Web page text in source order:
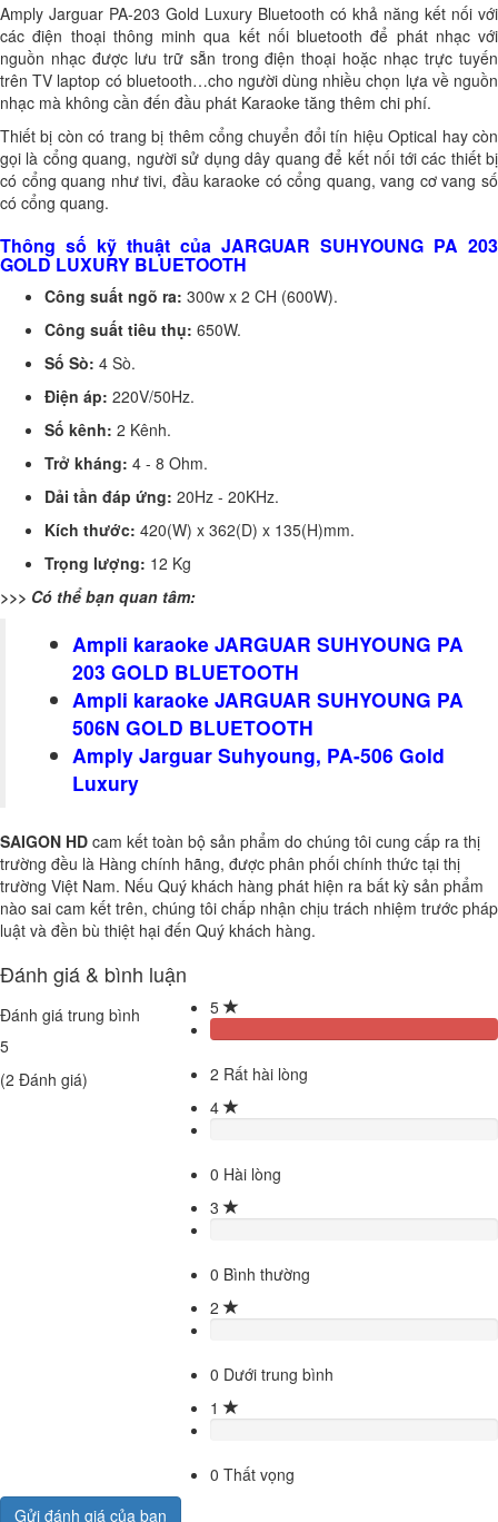
Amply Jarguar PA-203 Gold Luxury Bluetooth có khả năng kết nối với
các điện thoại thông minh qua kết nối bluetooth để phát nhạc với
nguồn nhạc được lưu trữ sẵn trong điện thoại hoặc nhạc trực tuyến
trên TV laptop có bluetooth…cho người dùng nhiều chọn lựa về nguồn
nhạc mà không cần đến đầu phát Karaoke tăng thêm chi phí.
Thiết bị còn có trang bị thêm cổng chuyển đổi tín hiệu Optical hay còn
gọi là cổng quang, người sử dụng dây quang để kết nối tới các thiết bị
có cổng quang như tivi, đầu karaoke có cổng quang, vang cơ vang số
có cổng quang.
Thông số kỹ thuật của JARGUAR SUHYOUNG PA 203
GOLD LUXURY BLUETOOTH
Công suất ngõ ra: 300w x 2 CH (600W).
Công suất tiêu thụ: 650W.
Số Sò: 4 Sò.
Điện áp: 220V/50Hz.
Số kênh: 2 Kênh.
Trở kháng: 4 - 8 Ohm.
Dải tần đáp ứng: 20Hz - 20KHz.
Kích thước: 420(W) x 362(D) x 135(H)mm.
Trọng lượng: 12 Kg
>>> Có thể bạn quan tâm:
Ampli karaoke JARGUAR SUHYOUNG PA
203 GOLD BLUETOOTH
Ampli karaoke JARGUAR SUHYOUNG PA
506N GOLD BLUETOOTH
Amply Jarguar Suhyoung, PA-506 Gold
Luxury
SAIGON HD cam kết toàn bộ sản phẩm do chúng tôi cung cấp ra thị
trường đều là Hàng chính hãng, được phân phối chính thức tại thị
trường Việt Nam. Nếu Quý khách hàng phát hiện ra bất kỳ sản phẩm
nào sai cam kết trên, chúng tôi chấp nhận chịu trách nhiệm trước pháp
luật và đền bù thiệt hại đến Quý khách hàng.
Đánh giá & bình luận
Đánh giá trung bình
5
(2 Đánh giá)
5
2 Rất hài lòng
4
0 Hài lòng
3
0 Bình thường
2
0 Dưới trung bình
1
0 Thất vọng
Gửi đánh giá của bạn